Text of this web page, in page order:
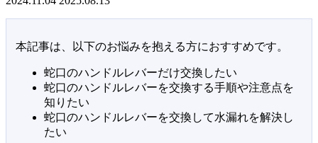
本記事は、以下のお悩みを抱える方におすすめです。
蛇口のハンドルレバーだけ交換したい
蛇口のハンドルレバーを交換する手順や注意点を
知りたい
蛇口のハンドルレバーを交換して水漏れを解決し
たい